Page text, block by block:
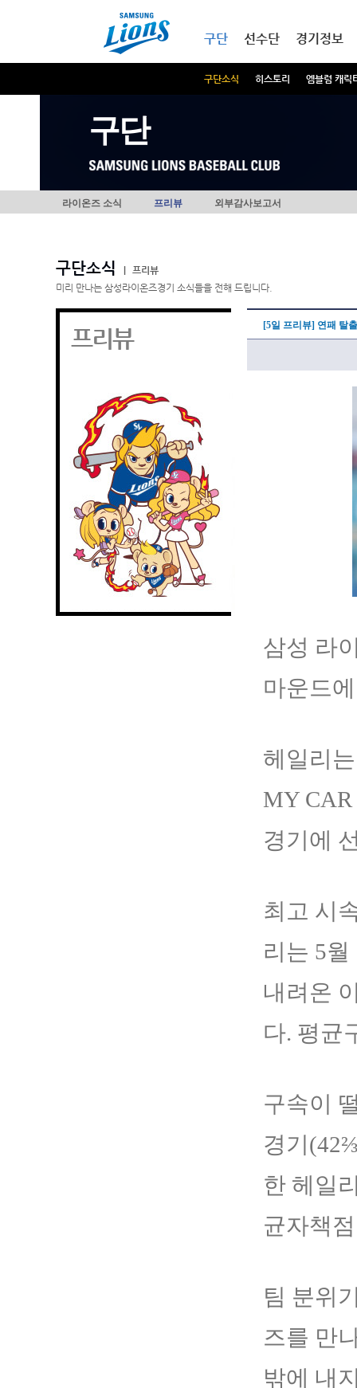
구단
구단소식 히스토리 엠블럼 캐릭
선수단 경기정보
구단
라이온즈 소식 프리뷰 외부감사보고서
구단소식
프리뷰
미리 만나는 삼성라이온즈경기 소식들을 전해 드립니다.
프리뷰 [5일 프리뷰] 연패 탈
삼성 라
마운드
헤일리
MY
경기에
최고 시
리는 5
내려온
다. 평균
구속이
경기
한 헤일
균자책
팀 분위
즈를 만
밖에 내